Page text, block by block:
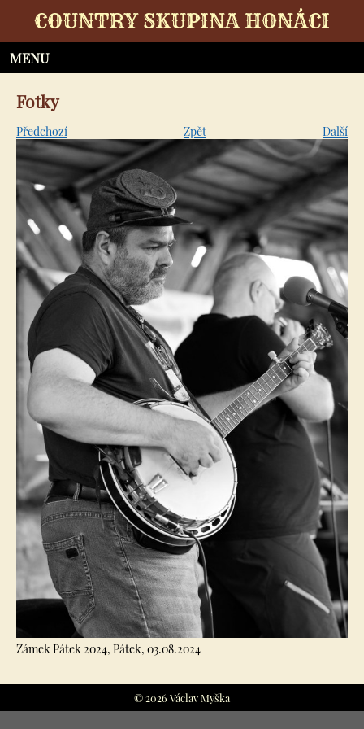
COUNTRY SKUPINA HONÁCI
Fotky
Předchozí Zpět Další
Zámek Pátek 2024, Pátek, 03.08.2024
© 2026 Václav Myška